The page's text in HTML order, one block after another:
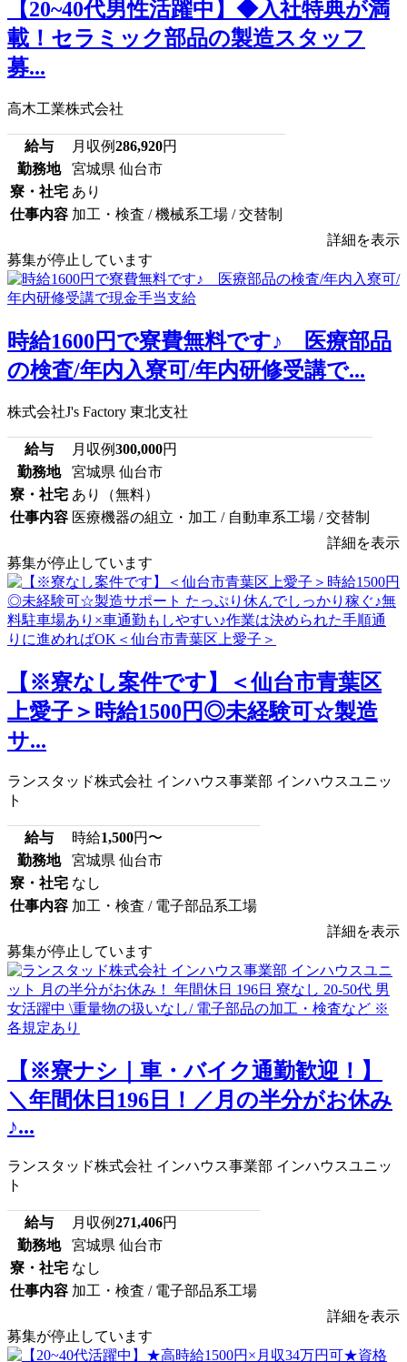
【20~40代男性活躍中】◆入社特典が満
載！セラミック部品の製造スタッフ
募...
高木工業株式会社
給与 月収例286,920円
勤務地
宮城県 仙台市
寮・社宅 あり
仕事内容 加工・検査 / 機械系工場 / 交替制
詳細を表示
募集が停止しています
時給1600円で寮費無料です♪ 医療部品
の検査/年内入寮可/年内研修受講で...
株式会社J's Factory 東北支社
給与 月収例300,000円
勤務地
宮城県 仙台市
寮・社宅 あり（無料）
仕事内容 医療機器の組立・加工 / 自動車系工場 / 交替制
詳細を表示
募集が停止しています
【※寮なし案件です】＜仙台市青葉区
上愛子＞時給1500円◎未経験可☆製造
サ...
ランスタッド株式会社 インハウス事業部 インハウスユニッ
ト
給与 時給1,500円〜
勤務地
宮城県 仙台市
寮・社宅 なし
仕事内容 加工・検査 / 電子部品系工場
詳細を表示
募集が停止しています
【※寮ナシ｜車・バイク通勤歓迎！】
＼年間休日196日！／月の半分がお休み
♪...
ランスタッド株式会社 インハウス事業部 インハウスユニッ
ト
給与 月収例271,406円
勤務地
宮城県 仙台市
寮・社宅 なし
仕事内容 加工・検査 / 電子部品系工場
詳細を表示
募集が停止しています